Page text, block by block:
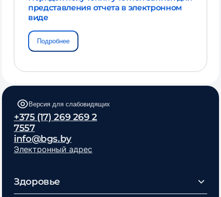
представления отчета в электронном
виде
Подробнее
Версия для слабовидящих
+375 (17) 269 269 2
7557
info@bgs.by
Электронный адрес
Здоровье